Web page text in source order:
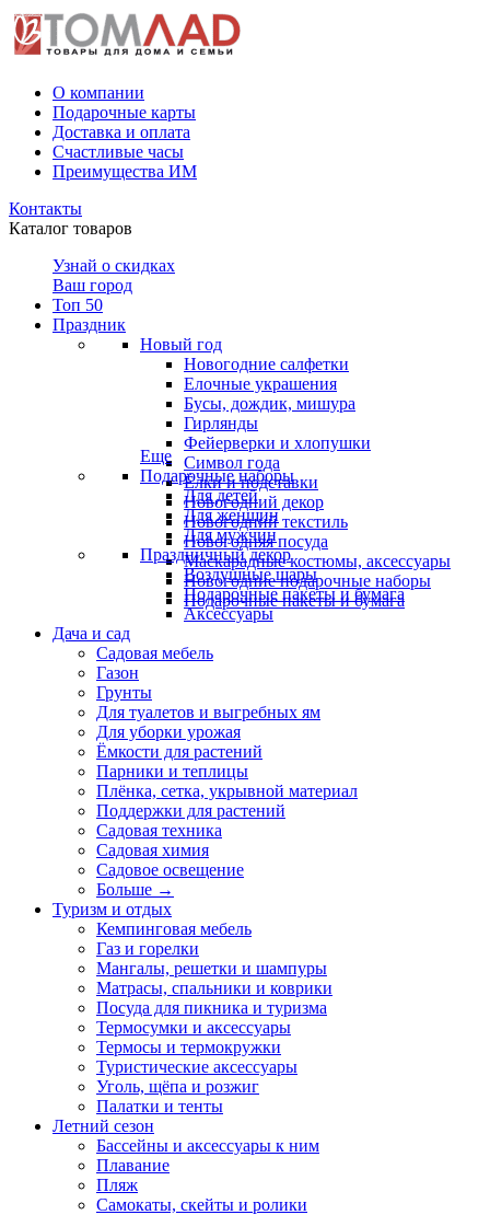
О компании
Подарочные карты
Доставка и оплата
Счастливые часы
Преимущества ИМ
Контакты
Каталог товаров
Узнай о скидках
Ваш город
Топ 50
Праздник
Новый год
Новогодние салфетки
Елочные украшения
Бусы, дождик, мишура
Гирлянды
Фейерверки и хлопушки
Символ года
Ёлки и подставки
Новогодний декор
Новогодний текстиль
Новогодняя посуда
Маскарадные костюмы, аксессуары
Новогодние подарочные наборы
Подарочные пакеты и бумага
Еще
Подарочные наборы
Для детей
Для женщин
Для мужчин
Праздничный декор
Воздушные шары
Подарочные пакеты и бумага
Аксессуары
Дача и сад
Садовая мебель
Газон
Грунты
Для туалетов и выгребных ям
Для уборки урожая
Ёмкости для растений
Парники и теплицы
Плёнка, сетка, укрывной материал
Поддержки для растений
Садовая техника
Садовая химия
Садовое освещение
Больше →
Туризм и отдых
Кемпинговая мебель
Газ и горелки
Мангалы, решетки и шампуры
Матрасы, cпальники и коврики
Посуда для пикника и туризма
Термосумки и аксессуары
Термосы и термокружки
Туристические аксессуары
Уголь, щёпа и розжиг
Палатки и тенты
Летний сезон
Бассейны и аксессуары к ним
Плавание
Пляж
Самокаты, скейты и ролики